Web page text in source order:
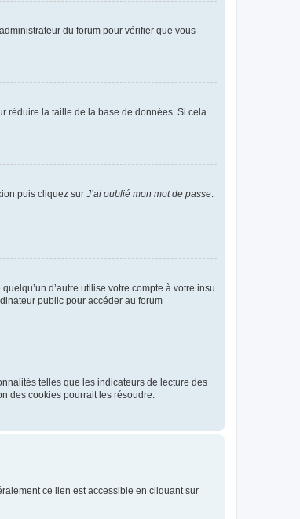
du forum pour vérifier que vous
réduire la taille de la base de données. Si cela
puis cliquez sur J’ai oublié mon mot de passe
d’autre utilise votre compte à votre insu
public pour accéder au forum
telles que les indicateurs de lecture des
des cookies pourrait les résoudre.
ce lien est accessible en cliquant sur